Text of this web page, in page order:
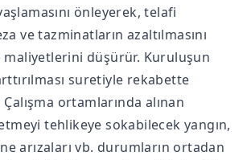
önleyerek, telafi
ve tazminatların azaltılmasını
maliyetlerini düşürür. Kuruluşun
suretiyle rekabette
ortamlarında alınan
tehlikeye sokabilecek yangın,
arızaları vb. durumların ortadan